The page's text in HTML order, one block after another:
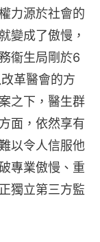
力源於社會的
變成了傲慢，
衞生局剛於6
革醫會的方
之下，醫生群
面，依然享有
以令人信服他
專業傲慢、重
獨立第三方監